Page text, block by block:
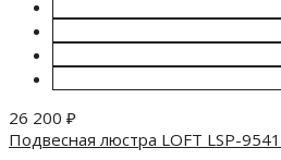
26 200 ₽
Подвесная люстра LOFT LSP-9541